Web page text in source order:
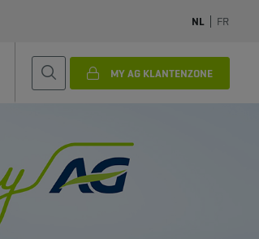
NL FR
MY AG KLANTENZONE